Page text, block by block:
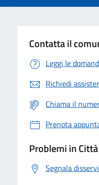
Contatta il
Leggi le
Richiedi
Chiama il
Prenota
Problemi in Città
Segnala